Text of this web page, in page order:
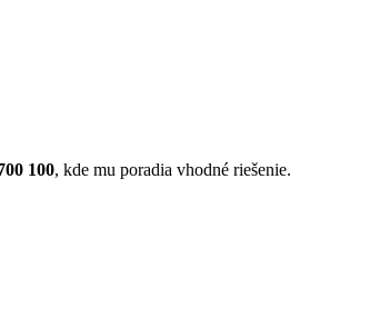
100, kde mu poradia vhodné riešenie.